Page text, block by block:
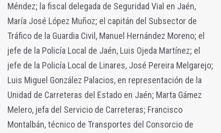
Méndez; la fiscal delegada de Seguridad Vial en Jaén,
María José López Muñoz; el capitán del Subsector de
Tráfico de la Guardia Civil, Manuel Hernández Moreno; el
jefe de la Policía Local de Jaén, Luis Ojeda Martínez; el
jefe de la Policía Local de Linares, José Pereira Melgarejo;
Luis Miguel González Palacios, en representación de la
Unidad de Carreteras del Estado en Jaén; Marta Gámez
Melero, jefa del Servicio de Carreteras; Francisco
Montalbán, técnico de Transportes del Consorcio de